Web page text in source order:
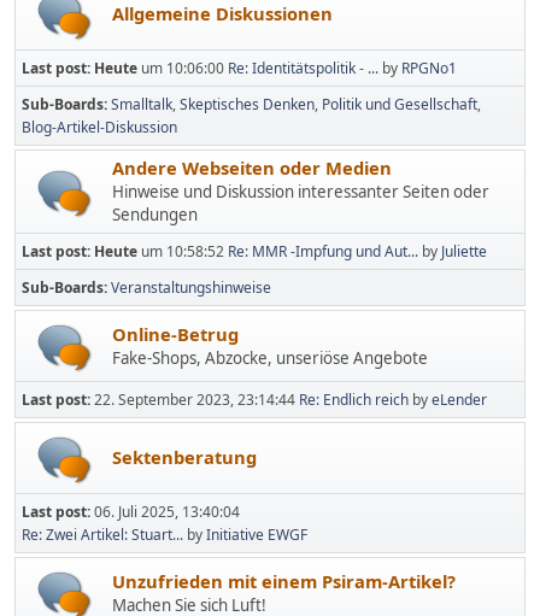
Allgemeine Diskussionen
Last post: Heute um 10:06:00 Re: Identitätspolitik - ... by RPGNo1
Sub-Boards Smalltalk Skeptisches Denken Politik und Gesellschaft
Blog-Artikel-Diskussion
Andere Webseiten oder Medien
Hinweise und Diskussion interessanter Seiten oder
Sendungen
Last post: Heute um 10:58:52 Re: MMR -Impfung und Aut... by Juliette
Sub-Boards Veranstaltungshinweise
Online-Betrug
Fake-Shops, Abzocke, unseriöse Angebote
Last post:22. September 2023, 23:14:44 Re: Endlich reich byeLender
Sektenberatung
Last post:06. Juli 2025, 13:40:04
Re: Zwei Artikel: Stuart... byInitiative EWGF
Unzufrieden mit einem Psiram-Artikel?
Machen Sie sich Luft!